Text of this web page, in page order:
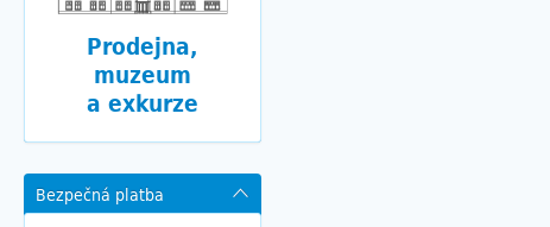
Prodejna,
muzeum
a exkurze
Bezpečná platba